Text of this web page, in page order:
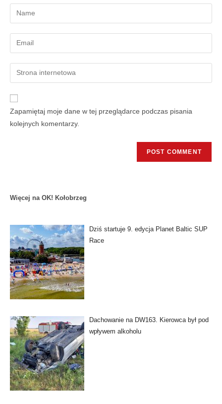
Zapamiętaj moje dane w tej przeglądarce podczas pisania
kolejnych komentarzy.
Więcej na OK! Kołobrzeg
Dziś startuje 9. edycja Planet Baltic SUP
Race
Dachowanie na DW163. Kierowca był pod
wpływem alkoholu